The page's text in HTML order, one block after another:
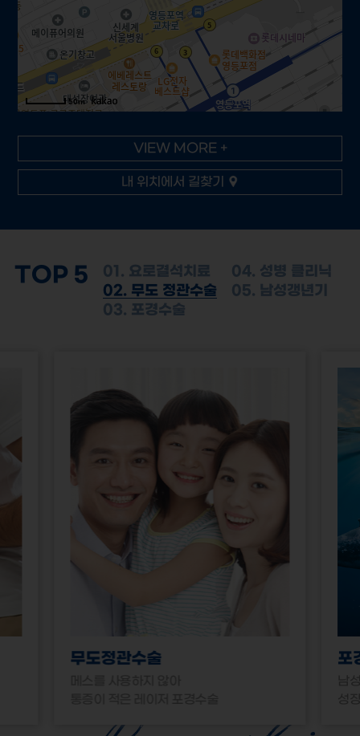
50m
VIEW MORE +
내 위치에서 길찾기
TOP 5
01. 요로결석치료
02. 무도 정관수술
03. 포경수술
04. 성병 클리닉
05. 남성갱년기
무도정관수술 포